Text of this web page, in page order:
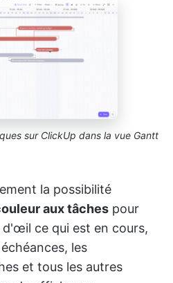
sur ClickUp dans la vue Gantt
la possibilité
aux tâches pour
d'œil ce qui est en cours,
les
et tous les autres